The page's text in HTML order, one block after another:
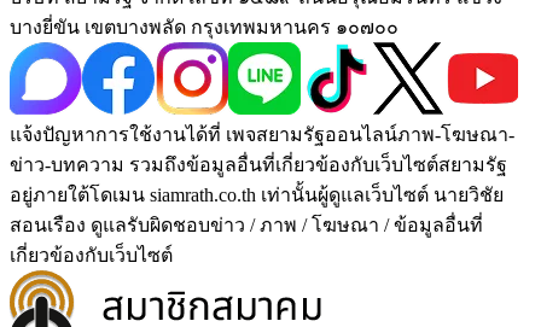
บางยี่ขัน เขตบางพลัด กรุงเทพมหานคร ๑๐๗๐๐
แจ้งปัญหาการใช้งานได้ที่ เพจสยามรัฐออนไลน์ภาพ-โฆษณา-
ข่าว-บทความ รวมถึงข้อมูลอื่นที่เกี่ยวข้องกับเว็บไซต์สยามรัฐ
อยู่ภายใต้โดเมน siamrath.co.th เท่านั้นผู้ดูแลเว็บไซต์ นายวิชัย
สอนเรือง ดูแลรับผิดชอบข่าว / ภาพ / โฆษณา / ข้อมูลอื่นที่
เกี่ยวข้องกับเว็บไซต์